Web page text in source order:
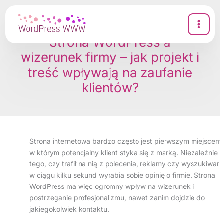
Strona WordPress a
wizerunek firmy – jak projekt i
treść wpływają na zaufanie
klientów?
Strona internetowa bardzo często jest pierwszym
w którym potencjalny klient styka się z marką. Niezależnie
tego, czy trafił na nią z polecenia, reklamy czy
w ciągu kilku sekund wyrabia sobie opinię o firmie. Strona
WordPress ma więc ogromny wpływ na wizerunek i
postrzeganie profesjonalizmu, nawet zanim dojdzie do
jakiegokolwiek kontaktu.